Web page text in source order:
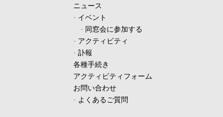
ニュース
- イベント
- 同窓会に参加する
- アクティビティ
- 訃報
各種手続き
アクティビティフォーム
お問い合わせ
- よくあるご質問